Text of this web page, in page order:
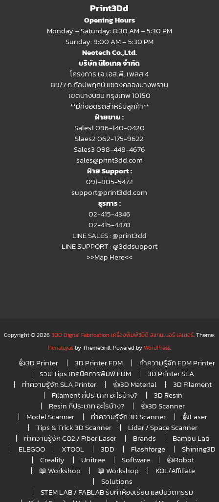
Print3Dd
Opening Hours
Monday – Saturday: 8:30 AM – 5:30 PM
Sunday: 9:00 AM – 5:30 PM
Neotech Co.,Ltd.
บริษัท นีโอเทค จำกัด
โครงการ เจ.เอส.พี. เพลส 4
89/7 ถ.กัลปพฤกษ์ แขวงคลองบางพราน
เขตบางบอน กรุงเทพ 10150
**มีที่จอดรถสำหรับลูกค้า**
ฝ่ายขาย :
Sales1 096-140-0420
Slaes2062-175-9622
Sales3 098-448-4676
sales@print3dd.com
ฝ่าย Support :
091-805-5472
support@print3dd.com
ธุรการ :
02-415-4346
02-415-4470
LINE SALES :@print3dd
LINE SUPPORT :@3ddsupport
>>Map Here<<
Copyright © 20263DD Digital Fabrication เครื่องพิมพ์3มิติ สแกนเนอร์ เลเซอร์. Theme:
Himalayasby ThemeGrill. Powered byWordPress.
👍3D Printer 3D Printer FDM
ทำความรู้จัก FDM Printer
รวม Tips เทคนิคการพิมพ์ FDM
3D Printer SLA
ทำความรู้จัก SLA Printer
👍3D Material
3D Filament
Filament กี่ประเภท อะไรบ้าง?
3D Resin
Resin กี่ประเภท อะไรบ้าง?
👍3D Scanner
Model Scanner
ทำความรู้จัก 3D Scanner
👍Laser
Tips & Trick 3D Scanner
Lidar / Space Scanner
ทำความรู้จัก CO2 / Fiber Laser
Brands
Bambu Lab
ELEGOO
XTOOL 3DD Flashforge
Shining3D
Creality
Unitree Software
👍Robot
📖 Workshop
📖 Workshop
KOL/Affiliate
Solutions
STEM LAB / FABLAB รับทำห้องเรียน แลปนวัตกรรม